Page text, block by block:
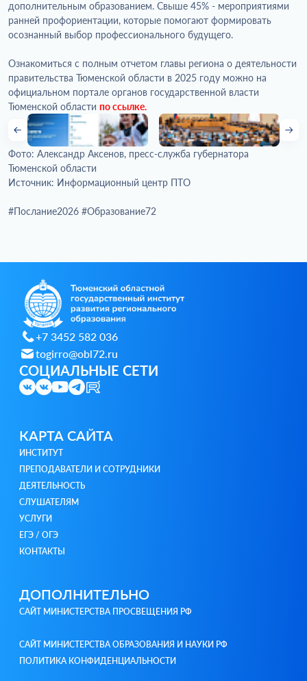
дополнительным образованием. Свыше 45% - мероприятиями
ранней профориентации, которые помогают формировать
осознанный выбор профессионального будущего.
Ознакомиться с полным отчетом главы региона о деятельности
правительства Тюменской области в 2025 году можно на
официальном портале органов государственной власти
Тюменской области по ссылке.
Фото: Александр Аксенов, пресс-служба губернатора
Тюменской области
Источник: Информационный центр ПТО
#Послание2026 #Образование72
+7 3452 582 036
togirro@obl72.ru
СОЦИАЛЬНЫЕ СЕТИ
КАРТА САЙТА
ИНСТИТУТ
ПРЕПОДАВАТЕЛИ И СОТРУДНИКИ
ДЕЯТЕЛЬНОСТЬ
СЛУШАТЕЛЯМ
УСЛУГИ
ЕГЭ / ОГЭ
КОНТАКТЫ
ДОПОЛНИТЕЛЬНО
САЙТ МИНИСТЕРСТВА ПРОСВЕЩЕНИЯ РФ
САЙТ МИНИСТЕРСТВА ОБРАЗОВАНИЯ И НАУКИ РФ
ПОЛИТИКА КОНФИДЕНЦИАЛЬНОСТИ